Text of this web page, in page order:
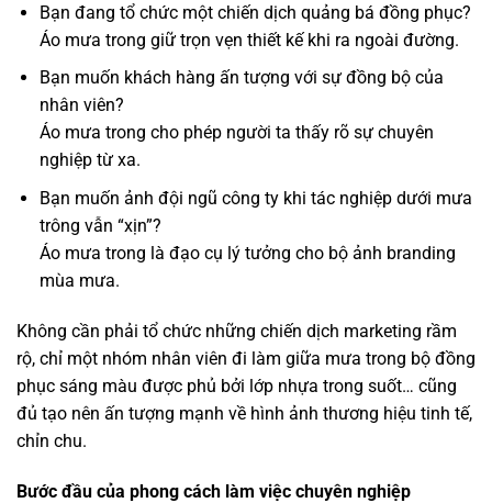
Bạn đang tổ chức một chiến dịch quảng bá đồng phục?
Áo mưa trong giữ trọn vẹn thiết kế khi ra ngoài đường.
Bạn muốn khách hàng ấn tượng với sự đồng bộ của
nhân viên?
Áo mưa trong cho phép người ta thấy rõ sự chuyên
nghiệp từ xa.
Bạn muốn ảnh đội ngũ công ty khi tác nghiệp dưới mưa
trông vẫn “xịn”?
Áo mưa trong là đạo cụ lý tưởng cho bộ ảnh branding
mùa mưa.
Không cần phải tổ chức những chiến dịch marketing rầm
rộ, chỉ một nhóm nhân viên đi làm giữa mưa trong bộ đồng
phục sáng màu được phủ bởi lớp nhựa trong suốt… cũng
đủ tạo nên ấn tượng mạnh về hình ảnh thương hiệu tinh tế,
chỉn chu.
Bước đầu của phong cách làm việc chuyên nghiệp